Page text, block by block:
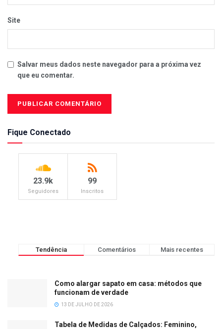
Site
Salvar meus dados neste navegador para a próxima vez
que eu comentar.
Fique Conectado
23.9k
Seguidores
99
Inscritos
Tendência Comentários Mais recentes
Como alargar sapato em casa: métodos que
funcionam de verdade
13 DE JULHO DE 2026
Tabela de Medidas de Calçados: Feminino,